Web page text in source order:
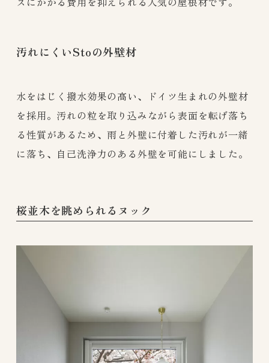
汚れにくいStoの外壁材
水をはじく撥水効果の高い、ドイツ生まれの外壁材
を採用。汚れの粒を取り込みながら表面を転げ落ち
る性質があるため、雨と外壁に付着した汚れが一緒
に落ち、自己洗浄力のある外壁を可能にしました。
桜並木を眺められるヌック